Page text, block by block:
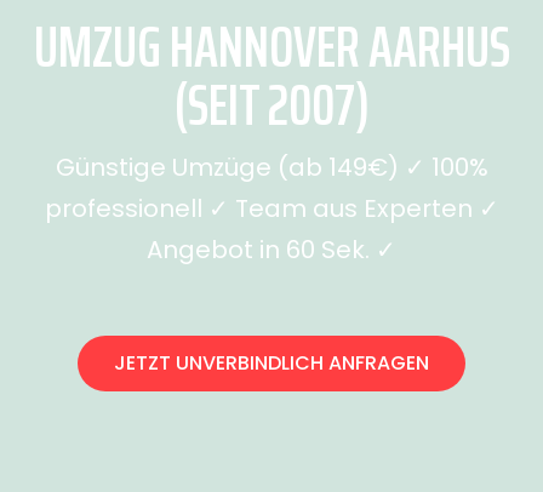
UMZUG HANNOVER AARHUS
(SEIT 2007)
Günstige Umzüge (ab 149€) ✓ 100%
professionell ✓ Team aus Experten ✓
Angebot in 60 Sek. ✓
JETZT UNVERBINDLICH ANFRAGEN